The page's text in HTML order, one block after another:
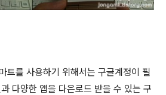
트를 사용하기 위해서는 구글계정이 필
다양한 앱을 다은로드 받을 수 있는 구